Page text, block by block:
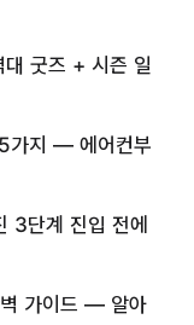
굿즈 + 시즌 일
가지 — 에어컨부
단계 진입 전에
가이드 — 알아